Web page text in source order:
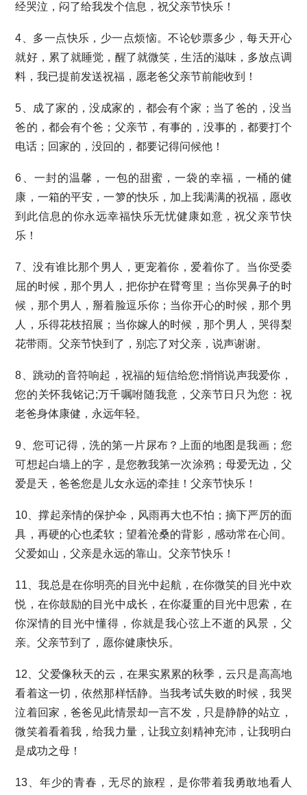
经哭泣，闷了给我发个信息，祝父亲节快乐！
4、多一点快乐，少一点烦恼。不论钞票多少，每天开心
就好，累了就睡觉，醒了就微笑，生活的滋味，多放点调
料，我已提前发送祝福，愿老爸父亲节前能收到！
5、成了家的，没成家的，都会有个家；当了爸的，没当
爸的，都会有个爸；父亲节，有事的，没事的，都要打个
电话；回家的，没回的，都要记得问候他！
6、一封的温馨，一包的甜蜜，一袋的幸福，一桶的健
康，一箱的平安，一箩的快乐，加上我满满的祝福，愿收
到此信息的你永远幸福快乐无忧健康如意，祝父亲节快
乐！
7、没有谁比那个男人，更宠着你，爱着你了。当你受委
屈的时候，那个男人，把你护在臂弯里；当你哭鼻子的时
候，那个男人，掰着脸逗乐你；当你开心的时候，那个男
人，乐得花枝招展；当你嫁人的时候，那个男人，哭得梨
花带雨。父亲节快到了，别忘了对父亲，说声谢谢。
8、跳动的音符响起，祝福的短信给您;悄悄说声我爱你，
您的关怀我铭记;万千嘱咐随我意，父亲节日只为您：祝
老爸身体康健，永远年轻。
9、您可记得，洗的第一片尿布？上面的地图是我画；您
可想起白墙上的字，是您教我第一次涂鸦；母爱无边，父
爱是天，爸爸您是儿女永远的牵挂！父亲节快乐！
10、撑起亲情的保护伞，风雨再大也不怕；摘下严厉的面
具，再硬的心也柔软；望着沧桑的背影，感动常在心间。
父爱如山，父亲是永远的靠山。父亲节快乐！
11、我总是在你明亮的目光中起航，在你微笑的目光中欢
悦，在你鼓励的目光中成长，在你凝重的目光中思索，在
你深情的目光中懂得，你就是我心弦上不逝的风景，父
亲。父亲节到了，愿你健康快乐。
12、父爱像秋天的云，在果实累累的秋季，云只是高高地
看着这一切，依然那样恬静。当我考试失败的时候，我哭
泣着回家，爸爸见此情景却一言不发，只是静静的站立，
微笑着看着我，给我力量，让我立刻精神充沛，让我明白
是成功之母！
13、年少的青春，无尽的旅程，是你带着我勇敢地看人